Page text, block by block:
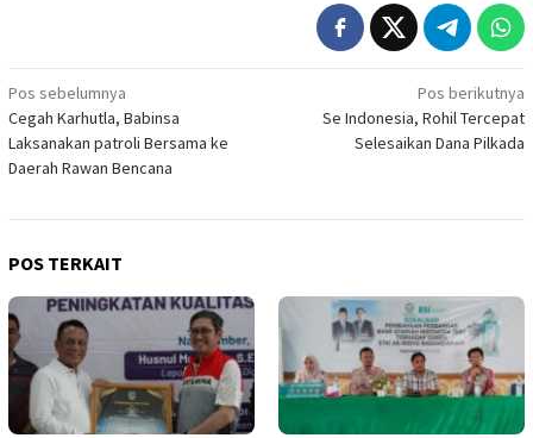
Navigasi
pos
Pos sebelumnya
Cegah Karhutla, Babinsa
Laksanakan patroli Bersama ke
Daerah Rawan Bencana
Pos berikutnya
Se Indonesia, Rohil Tercepat
Selesaikan Dana Pilkada
POS TERKAIT